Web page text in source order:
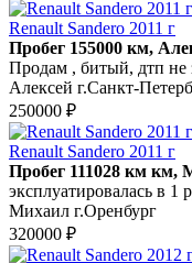
Renault Sandero 2011 г
Пробег 155000 км,
Продам , битый, дтп не
Алексей г.Санкт-
250000 ₽
Renault Sandero 2011 г
Пробег 111028 км км,
эксплуатировалась в 1
Михаил г.Оренбург
320000 ₽